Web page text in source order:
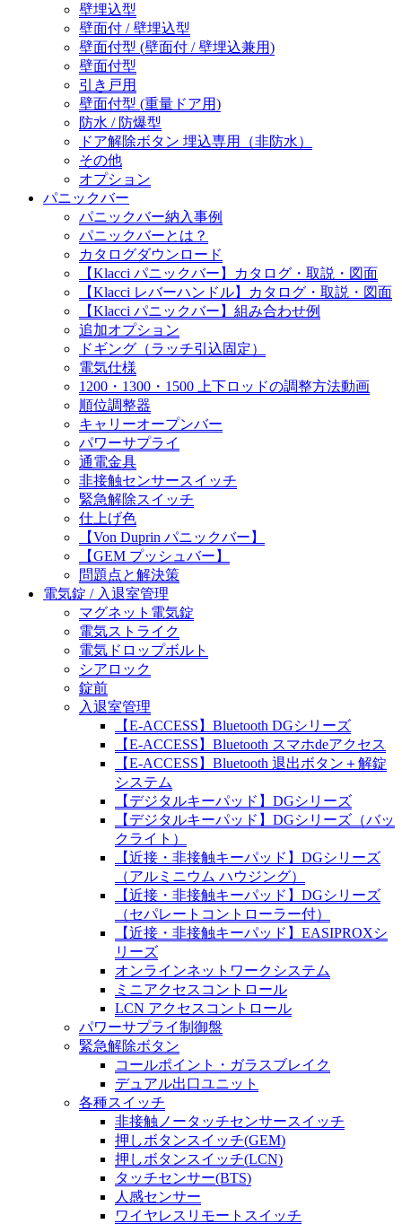
壁埋込型
壁面付 / 壁埋込型
壁面付型 (壁面付 / 壁埋込兼用)
壁面付型
引き戸用
壁面付型 (重量ドア用)
防水 / 防爆型
ドア解除ボタン 埋込専用（非防水）
その他
オプション
パニックバー
パニックバー納入事例
パニックバーとは？
カタログダウンロード
【Klacci パニックバー】カタログ・取説・図面
【Klacci レバーハンドル】カタログ・取説・図面
【Klacci パニックバー】組み合わせ例
追加オプション
ドギング（ラッチ引込固定）
電気仕様
1200・1300・1500 上下ロッドの調整方法動画
順位調整器
キャリーオープンバー
パワーサプライ
通電金具
非接触センサースイッチ
緊急解除スイッチ
仕上げ色
【Von Duprin パニックバー】
【GEM プッシュバー】
問題点と解決策
電気錠 / 入退室管理
マグネット電気錠
電気ストライク
電気ドロップボルト
シアロック
錠前
入退室管理
【E-ACCESS】Bluetooth DGシリーズ
【E-ACCESS】Bluetooth スマホdeアクセス
【E-ACCESS】Bluetooth 退出ボタン＋解錠
システム
【デジタルキーパッド】DGシリーズ
【デジタルキーパッド】DGシリーズ（バッ
クライト）
【近接・非接触キーパッド】DGシリーズ
（アルミニウム ハウジング）
【近接・非接触キーパッド】DGシリーズ
（セパレートコントローラー付）
【近接・非接触キーパッド】EASIPROXシ
リーズ
オンラインネットワークシステム
ミニアクセスコントロール
LCN アクセスコントロール
パワーサプライ制御盤
緊急解除ボタン
コールポイント・ガラスブレイク
デュアル出口ユニット
各種スイッチ
非接触ノータッチセンサースイッチ
押しボタンスイッチ(GEM)
押しボタンスイッチ(LCN)
タッチセンサー(BTS)
人感センサー
ワイヤレスリモートスイッチ